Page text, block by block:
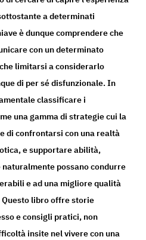
a determinati
è dunque comprendere che
con un determinato
limitarsi a considerarlo
di per sé disfunzionale. In
classificare i
una gamma di strategie cui la
di confrontarsi con una realtà
e supportare abilità,
possano condurre
e ad una migliore qualità
libro offre storie
e consigli pratici, non
insite nel vivere con una